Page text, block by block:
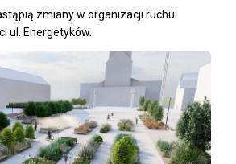
zmiany w organizacji ruchu
ul. Energetyków.